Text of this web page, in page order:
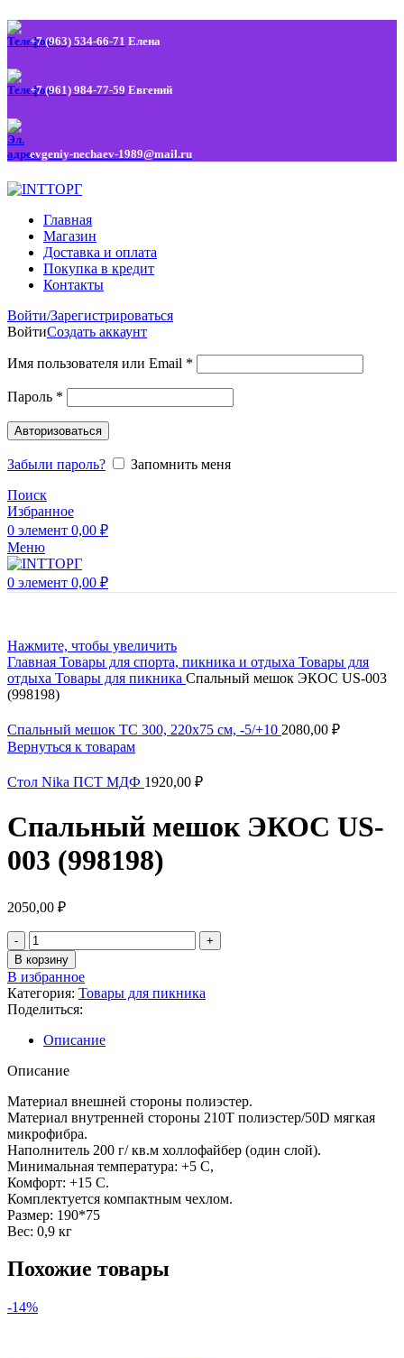
+7 (963) 534-66-71 Елена
+7 (961) 984-77-59 Евгений
evgeniy-nechaev-1989@mail.ru
Главная
Магазин
Доставка и оплата
Покупка в кредит
Контакты
Войти/Зарегистрироваться
ВойтиСоздать аккаунт
Имя пользователя или Email *
Пароль *
Авторизоваться
Забыли пароль?
Запомнить меня
Поиск
Избранное
0 элемент 0,00 ₽
Меню
0 элемент 0,00 ₽
Нажмите, чтобы увеличить
Главная Товары для спорта, пикника и отдыха Товары для
отдыха Товары для пикника Спальный мешок ЭКОС US-003
(998198)
Спальный мешок TC 300, 220х75 см, -5/+10 2080,00 ₽
Вернуться к товарам
Стол Nika ПСТ МДФ 1920,00 ₽
Спальный мешок ЭКОС US-
003 (998198)
2050,00 ₽
В корзину
В избранное
Категория: Товары для пикника
Поделиться:
Описание
Описание
Материал внешней стороны полиэстер.
Материал внутренней стороны 210Т полиэстер/50D мягкая
микрофибра.
Наполнитель 200 г/ кв.м холлофайбер (один слой).
Минимальная температура: +5 С,
Комфорт: +15 С.
Комплектуется компактным чехлом.
Размер: 190*75
Вес: 0,9 кг
Похожие товары
-14%